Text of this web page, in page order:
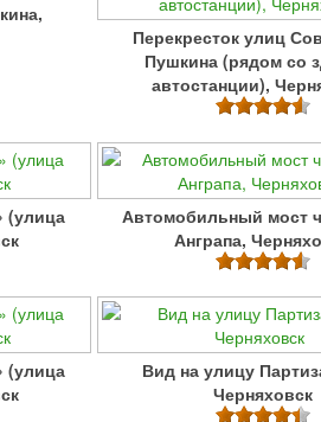
Перекресток улиц
Пушкина (рядом со
автостанции),
(улица
Автомобильный мост
Анграпа,
(улица
Вид на улицу
Черняховск